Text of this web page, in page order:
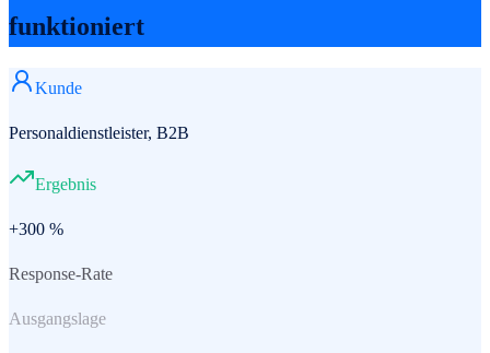
funktioniert
Kunde
Personaldienstleister, B2B
Ergebnis
+300 %
Response-Rate
Ausgangslage